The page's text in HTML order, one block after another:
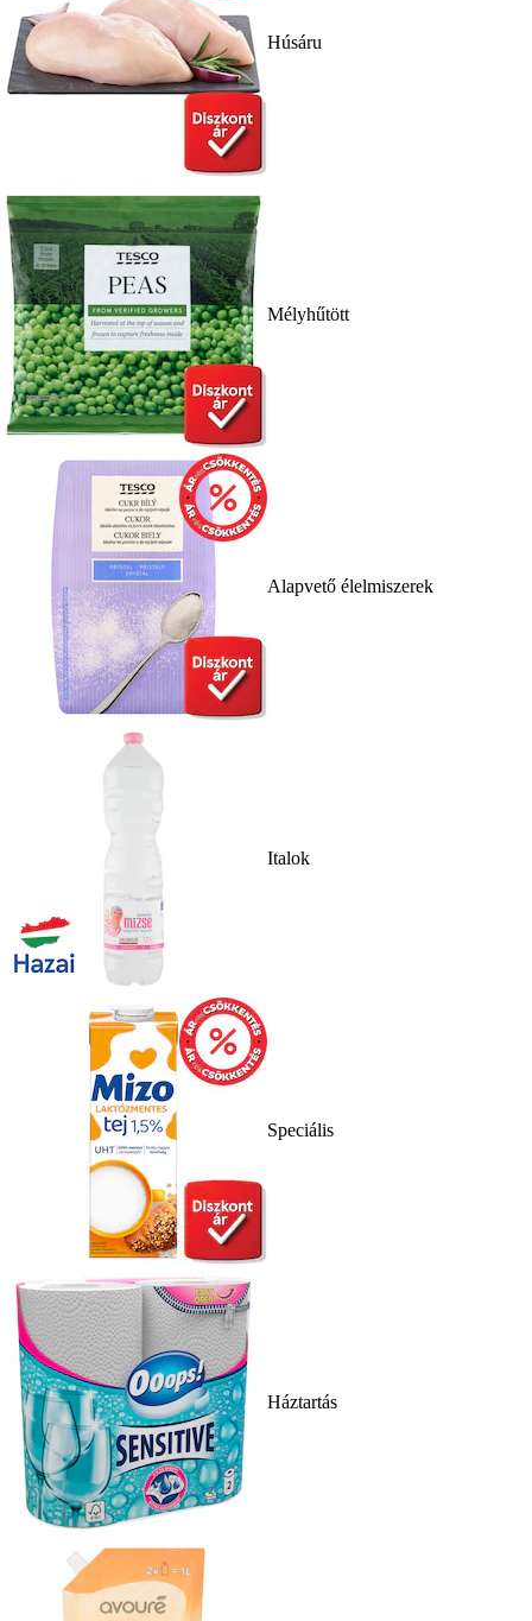
Húsáru
Mélyhűtött
Alapvető élelmiszerek
Italok
Speciális
Háztartás